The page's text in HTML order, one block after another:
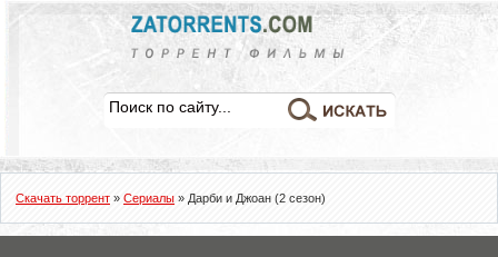
Скачать торрент » Сериалы » Дарби и Джоан (2 сезон)